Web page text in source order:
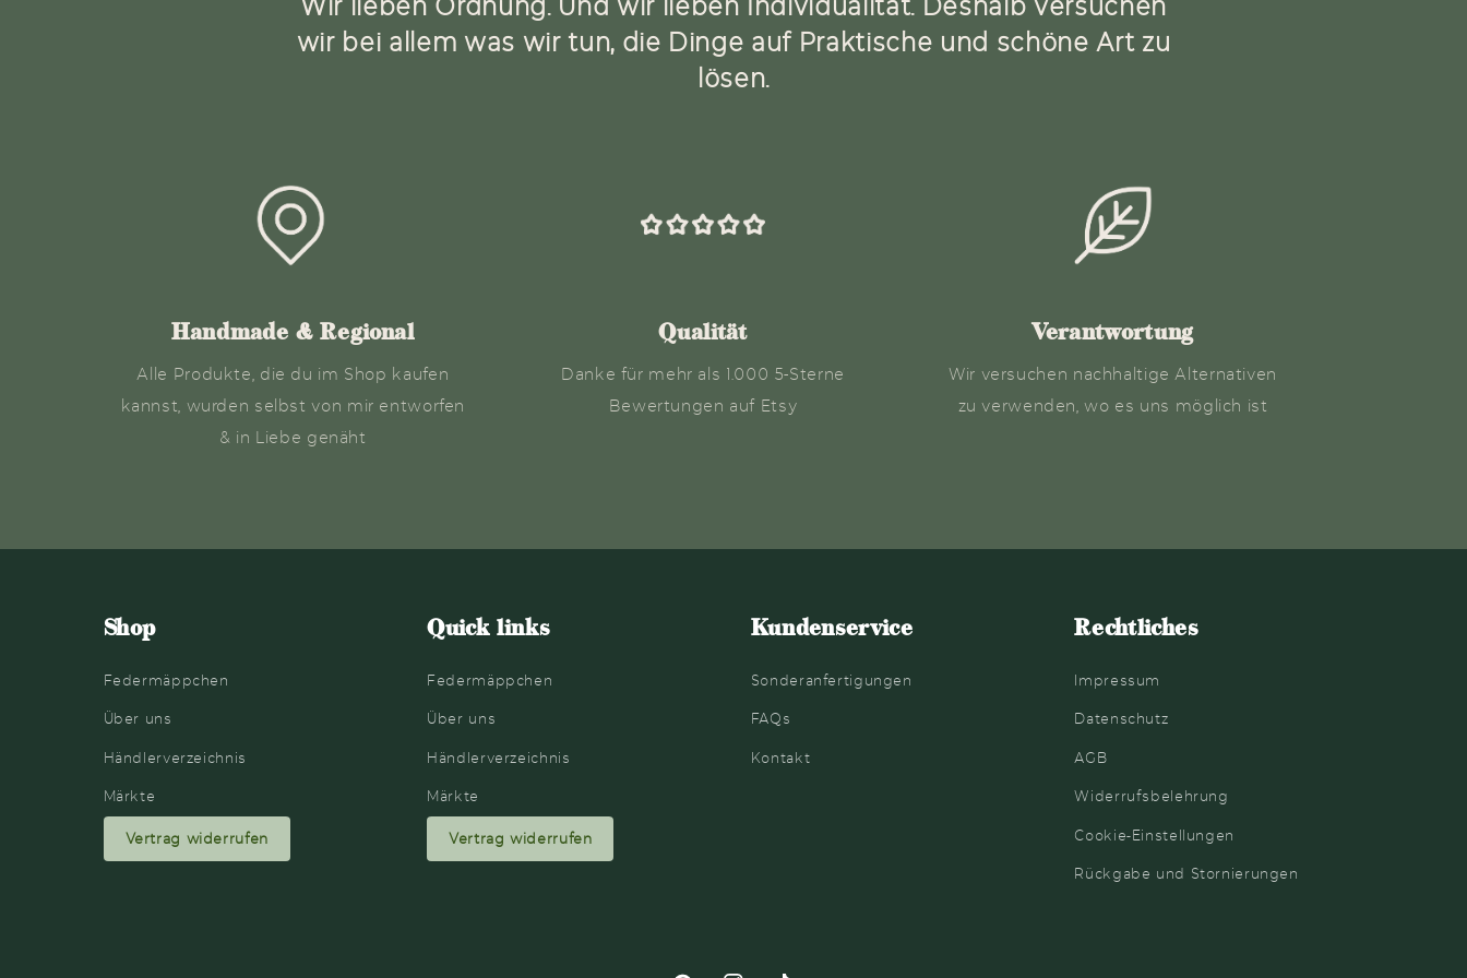
wir bei allem was wir tun, die Dinge auf Praktische und schöne Art zu
lösen.
Handmade & Regional
Alle Produkte, die du im Shop kaufen
kannst, wurden selbst von mir entworfen
& in Liebe genäht
Qualität
Danke für mehr als 1.000 5-Sterne
Bewertungen auf Etsy
Verantwortung
Wir versuchen nachhaltige Alternativen
zu verwenden, wo es uns möglich ist
Shop
Federmäppchen
Über uns
Händlerverzeichnis
Märkte
Vertrag widerrufen
Quick links
Federmäppchen
Über uns
Händlerverzeichnis
Märkte
Vertrag widerrufen
Kundenservice
Sonderanfertigungen
FAQs
Kontakt
Rechtliches
Impressum
Datenschutz
AGB
Widerrufsbelehrung
Cookie-Einstellungen
Rückgabe und Stornierungen